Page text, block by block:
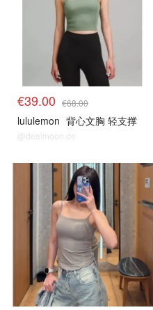
€39.00 €68.00
lululemon 背心文胸 轻支撑
@dealmoon.de